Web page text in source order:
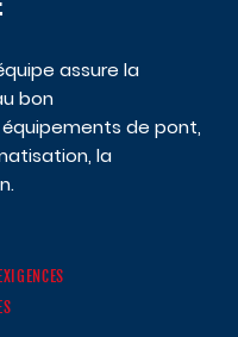
assure la
bon
de pont,
la